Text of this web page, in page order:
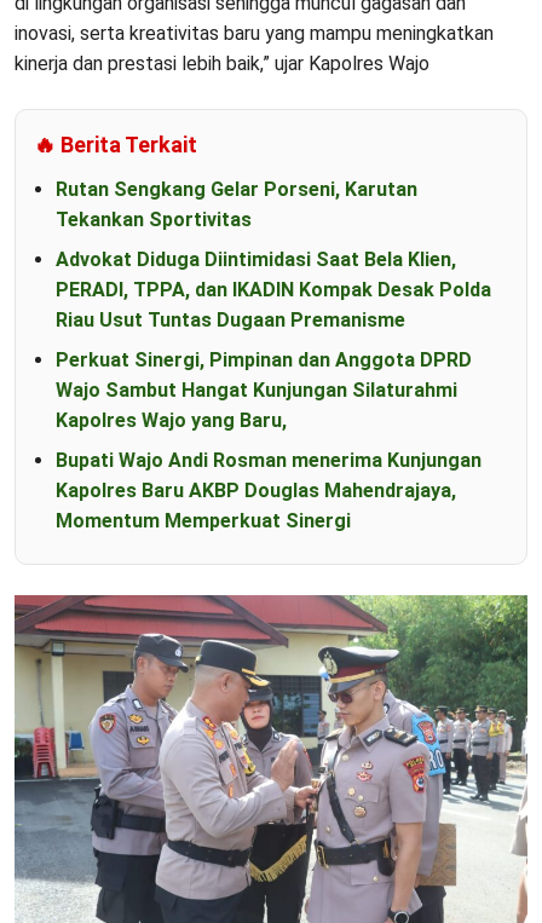
inovasi, serta kreativitas baru yang mampu meningkatkan
kinerja dan prestasi lebih baik,” ujar Kapolres Wajo
🔥 Berita Terkait
Rutan Sengkang Gelar Porseni, Karutan
Tekankan Sportivitas
Advokat Diduga Diintimidasi Saat Bela Klien,
PERADI, TPPA, dan IKADIN Kompak Desak Polda
Riau Usut Tuntas Dugaan Premanisme
Perkuat Sinergi, Pimpinan dan Anggota DPRD
Wajo Sambut Hangat Kunjungan Silaturahmi
Kapolres Wajo yang Baru,
Bupati Wajo Andi Rosman menerima Kunjungan
Kapolres Baru AKBP Douglas Mahendrajaya,
Momentum Memperkuat Sinergi